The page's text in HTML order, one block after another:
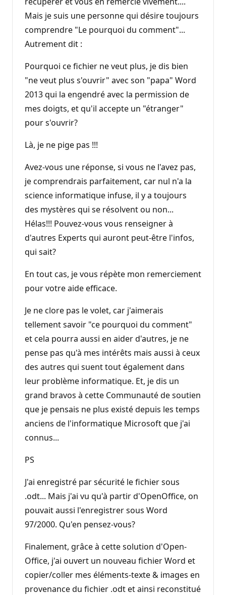
Mais je suis une personne qui désire toujours
comprendre "Le pourquoi du comment"...
Autrement dit :
Pourquoi ce fichier ne veut plus, je dis bien
"ne veut plus s'ouvrir" avec son "papa" Word
2013 qui la engendré avec la permission de
mes doigts, et qu'il accepte un "étranger"
pour s'ouvrir?
Là, je ne pige pas !!!
Avez-vous une réponse, si vous ne l'avez pas,
je comprendrais parfaitement, car nul n'a la
science informatique infuse, il y a toujours
des mystères qui se résolvent ou non...
Hélas!!! Pouvez-vous vous renseigner à
d'autres Experts qui auront peut-être l'infos,
qui sait?
En tout cas, je vous répète mon remerciement
pour votre aide efficace.
Je ne clore pas le volet, car j'aimerais
tellement savoir "ce pourquoi du comment"
et cela pourra aussi en aider d'autres, je ne
pense pas qu'à mes intérêts mais aussi à ceux
des autres qui suent tout également dans
leur problème informatique. Et, je dis un
grand bravos à cette Communauté de soutien
que je pensais ne plus existé depuis les temps
anciens de l'informatique Microsoft que j'ai
connus...
PS
J'ai enregistré par sécurité le fichier sous
.odt... Mais j'ai vu qu'à partir d'OpenOffice, on
pouvait aussi l'enregistrer sous Word
97/2000. Qu'en pensez-vous?
Finalement, grâce à cette solution d'Open-
Office, j'ai ouvert un nouveau fichier Word et
copier/coller mes éléments-texte & images en
provenance du fichier .odt et ainsi reconstitué